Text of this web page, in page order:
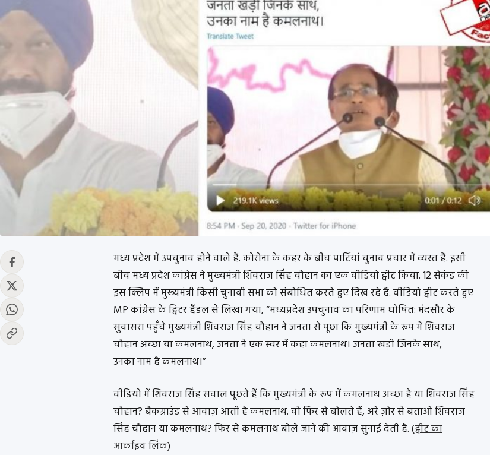
मध्य प्रदेश में उपचुनाव होने वाले हैं. कोरोना के कहर के बीच पार्टियां चुनाव प्रचार में व्यस्त हैं. इसी
बीच मध्य प्रदेश कांग्रेस ने मुख्यमंत्री शिवराज सिंह चौहान का एक वीडियो ट्वीट किया. 12 सेकंड की
इस क्लिप में मुख्यमंत्री किसी चुनावी सभा को संबोधित करते हुए दिख रहे हैं. वीडियो ट्वीट करते हुए
MP कांग्रेस के ट्विटर हैंडल से लिखा गया, “मध्यप्रदेश उपचुनाव का परिणाम घोषित: मंदसौर के
सुवासरा पहुँचे मुख्यमंत्री शिवराज सिंह चौहान ने जनता से पूछा कि मुख्यमंत्री के रूप में शिवराज
चौहान अच्छा या कमलनाथ, जनता ने एक स्वर में कहा कमलनाथ। जनता खड़ी जिनके साथ,
उनका नाम है कमलनाथ।”
वीडियो में शिवराज सिंह सवाल पूछते हैं कि मुख्यमंत्री के रूप में कमलनाथ अच्छा है या शिवराज सिंह
चौहान? बैकग्राउंड से आवाज़ आती है कमलनाथ. वो फिर से बोलते हैं, अरे ज़ोर से बताओ शिवराज
सिंह चौहान या कमलनाथ? फिर से कमलनाथ बोले जाने की आवाज़ सुनाई देती है. (ट्वीट का
आर्काइव लिंक)